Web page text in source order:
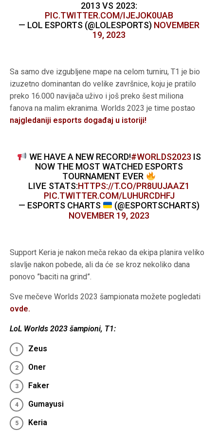
2013 VS 2023:
PIC.TWITTER.COM/IJEJOK0UAB
— LOL ESPORTS (@LOLESPORTS) NOVEMBER
19, 2023
Sa samo dve izgubljene mape na celom turniru, T1 je bio
izuzetno dominantan do velike završnice, koju je pratilo
preko 16.000 navijača uživo i još preko šest miliona
fanova na malim ekranima. Worlds 2023 je time postao
najgledaniji esports događaj u istoriji!
WE HAVE A NEW RECORD!#WORLDS2023 IS
NOW THE MOST WATCHED ESPORTS
TOURNAMENT EVER
LIVE STATS:HTTPS://T.CO/PR8UUJAAZ1
PIC.TWITTER.COM/LUHURCDHFJ
— ESPORTS CHARTS
(@ESPORTSCHARTS)
NOVEMBER 19, 2023
Support Keria je nakon meča rekao da ekipa planira veliko
slavlje nakon pobede, ali da će se kroz nekoliko dana
ponovo ”baciti na grind”.
Sve mečeve Worlds 2023 šampionata možete pogledati
ovde.
LoL Worlds 2023 šampioni, T1:
Zeus
Oner
Faker
Gumayusi
Keria